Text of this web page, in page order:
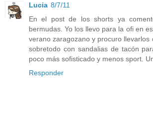
Lucia 8/7/11
En el post de los shorts ya
bermudas. Yo los llevo para la ofi en
verano zaragozano y procuro llevarlos
sobretodo con sandalias de tacón
poco más sofisticado y menos sport.
Responder